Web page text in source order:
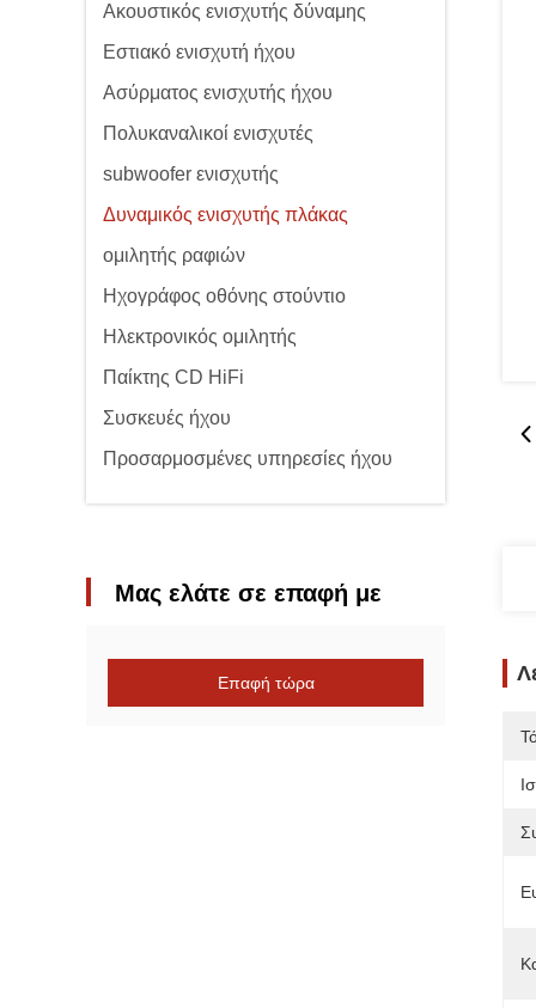
Ακουστικός ενισχυτής δύναμης
Εστιακό ενισχυτή ήχου
Ασύρματος ενισχυτής ήχου
Πολυκαναλικοί ενισχυτές
subwoofer ενισχυτής
Δυναμικός ενισχυτής πλάκας
ομιλητής ραφιών
Ηχογράφος οθόνης στούντιο
Ηλεκτρονικός ομιλητής
Παίκτης CD HiFi
Συσκευές ήχου
Προσαρμοσμένες υπηρεσίες ήχου
Μας ελάτε σε επαφή με
Επαφή τώρα